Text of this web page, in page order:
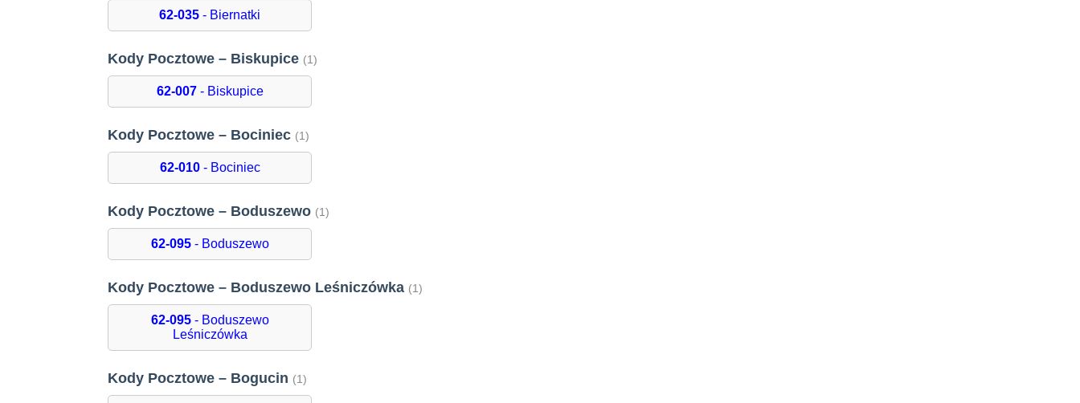
62-035 - Biernatki
Kody Pocztowe – Biskupice (1)
62-007- Biskupice
Kody Pocztowe – Bociniec (1)
62-010- Bociniec
Kody Pocztowe – Boduszewo (1)
62-095- Boduszewo
Kody Pocztowe – Boduszewo Leśniczówka (1)
62-095- Boduszewo
Leśniczówka
Kody Pocztowe – Bogucin (1)